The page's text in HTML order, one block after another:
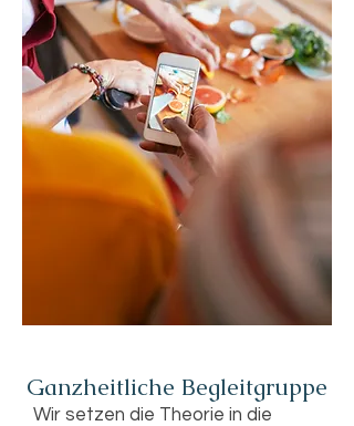
Ganzheitliche Begleitgruppe
Wir setzen die Theorie in die